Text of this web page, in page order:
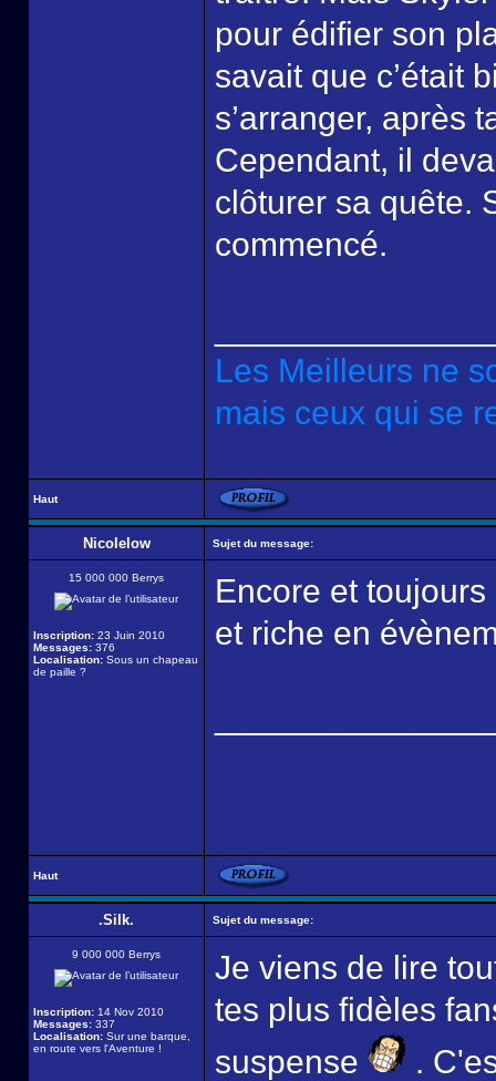
pour édifier son
savait que c’était
s’arranger, après
Cependant, il
clôturer sa quête.
commencé.
Les Meilleurs ne
mais ceux qui se
Haut
Nicolelow Sujet du message:
15 000 000 Berrys
Inscription: 23 Juin 2010
Messages: 376
Localisation: Sous un chapeau
de paille ?
Encore et
et riche en
Haut
.Silk. Sujet du message:
9 000 000 Berrys
Inscription: 14 Nov 2010
Messages: 337
Localisation: Sur une barque,
en route vers l'Aventure !
Je viens de lire
tes plus fidèles
suspense
.